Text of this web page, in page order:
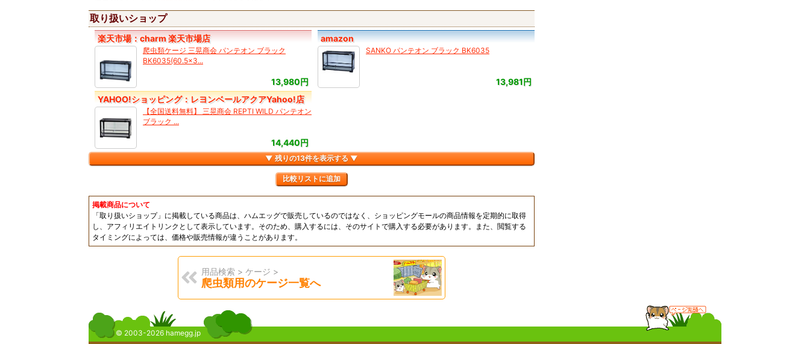
取り扱いショップ
楽天市場：charm 楽天市場店
爬虫類ケージ 三晃商会 パンテオン ブラック
BK6035(60.5×3...
13,980円
amazon
SANKO パンテオン ブラック BK6035
13,981円
YAHOO!ショッピング：レヨンベールアクアYahoo!店
【全国送料無料】 三晃商会 REPTI WILD パンテオン
ブラック ...
14,440円
▼ 残りの13件を表示する ▼
比較リストに追加
掲載商品について
「取り扱いショップ」に掲載している商品は、ハムエッグで販売しているのではなく、ショッピングモールの商品情報を定期的に取得
し、アフィリエイトリンクとして表示しています。そのため、購入するには、そのサイトで購入する必要があります。また、閲覧する
タイミングによっては、価格や販売情報が違うことがあります。
用品検索 > ケージ >
爬虫類用のケージ一覧へ
© 2003-2026 hamegg.jp